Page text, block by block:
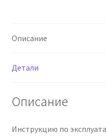
языке
Описание
Детали
Описание
Инструкцию по